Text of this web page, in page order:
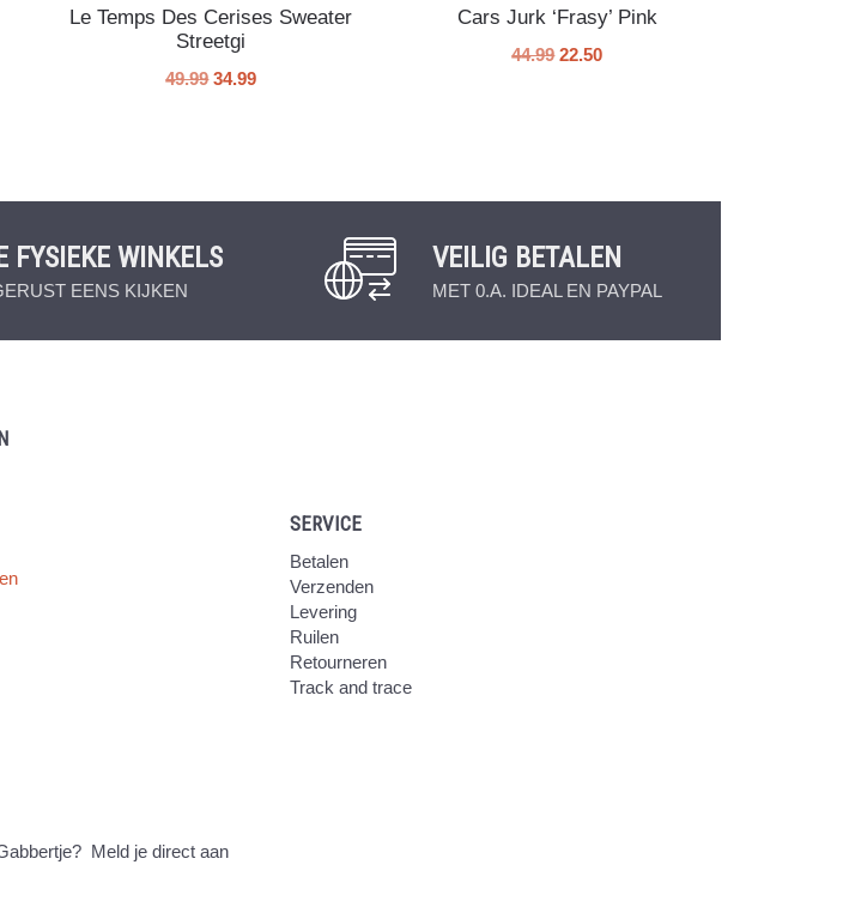
Le Temps Des Cerises Sweater
Streetgi
49.99 34.99
Cars Jurk ‘Frasy’ Pink
44.99 22.50
FYSIEKE WINKELS
EENS KIJKEN
VEILIG BETALEN
MET 0.A. IDEAL EN PAYPAL
SERVICE
Betalen
Verzenden
Levering
Ruilen
Retourneren
Track and trace
Meld je direct aan